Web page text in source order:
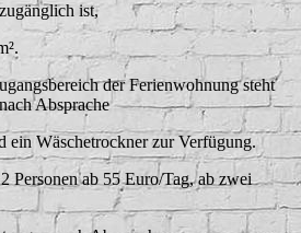
ist,
der Ferienwohnung steht
Absprache
ein Wäschetrockner zur Verfügung.
Personen ab 55 Euro/Tag, ab zwei